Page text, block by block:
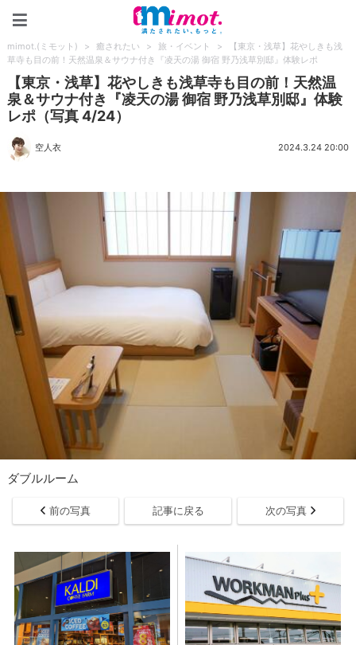
mimot.(ミモット) > 癒されたい > 旅・イベント >
【東京・浅草】花やしきも浅
草寺も目の前！天然温泉＆サウナ付き『凌天の湯 御宿 野乃浅草別邸』体験レポ
【東京・浅草】花やしきも浅草寺も目の前！天然温
泉＆サウナ付き『凌天の湯 御宿 野乃浅草別邸』体験
レポ（写真 4/24）
空人衣 2024.3.24 20:00
ダブルルーム
前の写真 記事に戻る 次の写真